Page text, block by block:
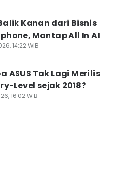
Kanan dari Bisnis
Mantap All In AI
14:22 WIB
ASUS Tak Lagi Merilis
Level sejak 2018?
16:02 WIB